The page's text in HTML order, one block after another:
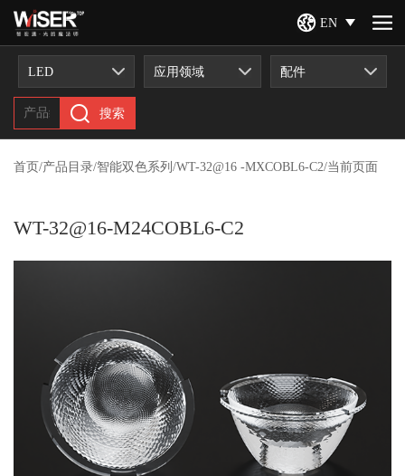
EN
LED 应用领域 配件
搜索
首页 /产品目录/智能双色系列 /WT-32@16 -MXCOBL6-C2/当前页面
WT-32@16-M24COBL6-C2